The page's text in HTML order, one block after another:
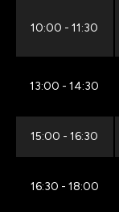
10:00 - 11:30
13:00 - 14:30
15:00 - 16:30
16:30 - 18:00